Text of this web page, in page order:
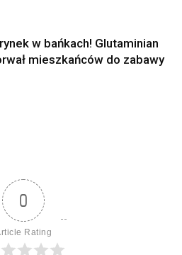
w bańkach! Glutaminian
mieszkańców do zabawy
0
Rating